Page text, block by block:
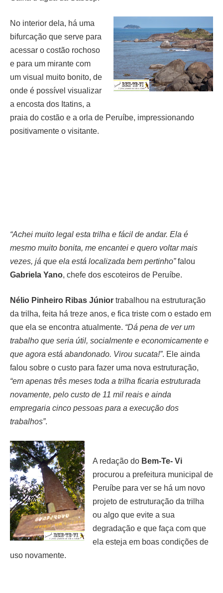
No interior dela, há uma
bifurcação que serve para
acessar o costão rochoso
e para um mirante com
um visual muito bonito, de
onde é possível visualizar
a encosta dos Itatins, a
praia do costão e a orla de Peruíbe, impressionando
positivamente o visitante.
“Achei muito legal esta trilha e fácil de andar. Ela é
mesmo muito bonita, me encantei e quero voltar mais
vezes, já que ela está localizada bem pertinho”falou
Gabriela Yano, chefe dos escoteiros de Peruíbe.
Nélio Pinheiro Ribas Júnior trabalhou na estruturação
da trilha, feita há treze anos, e fica triste com o estado em
que ela se encontra atualmente. “Dá pena de ver um
trabalho que seria útil, socialmente e economicamente e
que agora está abandonado. Virou sucata!”. Ele ainda
falou sobre o custo para fazer uma nova estruturação,
“em apenas três meses toda a trilha ficaria estruturada
novamente, pelo custo de 11 mil reais e ainda
empregaria cinco pessoas para a execução dos
trabalhos”.
A redação do Bem-Te- Vi
procurou a prefeitura municipal de
Peruíbe para ver se há um novo
projeto de estruturação da trilha
ou algo que evite a sua
degradação e que faça com que
ela esteja em boas condições de
uso novamente.